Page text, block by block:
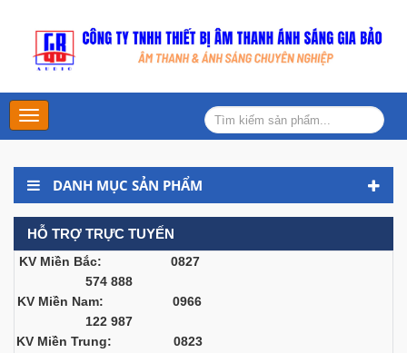
Main
Menu
DANH MỤC SẢN PHẨM
HỖ TRỢ TRỰC TUYẾN
KV Miền Bắc: 0827
574 888
KV Miền Nam: 0966
122 987
KV Miền Trung: 0823